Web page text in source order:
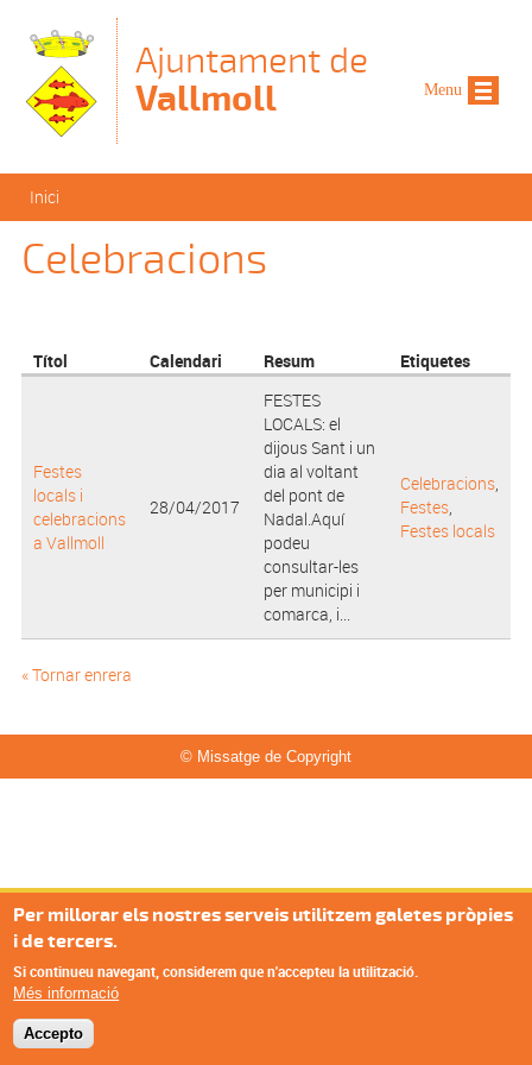
Ajuntament de
Vallmoll
Esteu aquí
Inici
Celebracions
Títol Calendari Resum Etiquetes
Festes
locals i
celebracions
a Vallmoll
28/04/2017
FESTES
LOCALS: el
dijous Sant i un
dia al voltant
del pont de
Nadal.Aquí
podeu
consultar-les
per municipi i
comarca, i...
Celebracions,
Festes,
Festes locals
« Tornar enrera
© Missatge de Copyright
Menu
Per millorar els nostres serveis utilitzem galetes pròpies
i de tercers.
Si continueu navegant, considerem que n'accepteu la utilització.
Més informació
Accepto